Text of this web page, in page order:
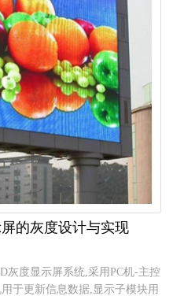
的灰度设计与实现
灰度显示屏系统,采用PC机-主控
于更新信息数据,显示子模块用